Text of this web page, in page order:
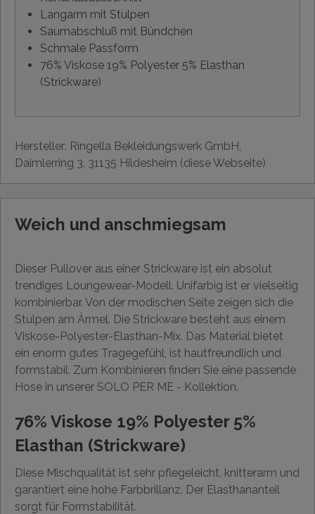
Langarm mit Stulpen
Saumabschluß mit Bündchen
Schmale Passform
76% Viskose 19% Polyester 5% Elasthan
(Strickware)
Hersteller: Ringella Bekleidungswerk GmbH,
Daimlerring 3, 31135 Hildesheim (diese Webseite)
Weich und anschmiegsam
Dieser Pullover aus einer Strickware ist ein absolut
trendiges Loungewear-Modell. Unifarbig ist er vielseitig
kombinierbar. Von der modischen Seite zeigen sich die
Stulpen am Ärmel. Die Strickware besteht aus einem
Viskose-Polyester-Elasthan-Mix. Das Material bietet
ein enorm gutes Tragegefühl, ist hautfreundlich und
formstabil. Zum Kombinieren finden Sie eine passende
Hose in unserer SOLO PER ME - Kollektion.
76% Viskose 19% Polyester 5%
Elasthan (Strickware)
Diese Mischqualität ist sehr pflegeleicht, knitterarm und
garantiert eine hohe Farbbrillanz. Der Elasthananteil
sorgt für Formstabilität.